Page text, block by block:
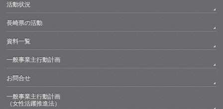
活動状況
長崎県の活動
資料一覧
一般事業主行動計画
お問合せ
一般事業主行動計画
（女性活躍推進法）